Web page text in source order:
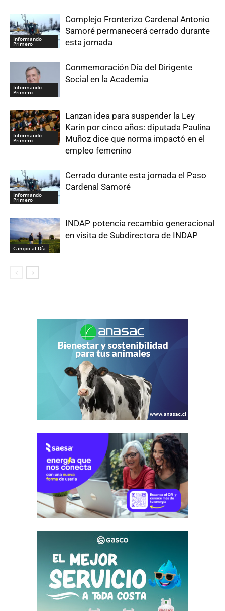
Informando
Primero
Complejo Fronterizo Cardenal Antonio
Samoré permanecerá cerrado durante
esta jornada
Informando
Primero
Conmemoración Día del Dirigente
Social en la Academia
Informando
Primero
Lanzan idea para suspender la Ley
Karin por cinco años: diputada Paulina
Muñoz dice que norma impactó en el
empleo femenino
Informando
Primero
Cerrado durante esta jornada el Paso
Cardenal Samoré
Campo al Día
INDAP potencia recambio generacional
en visita de Subdirectora de INDAP